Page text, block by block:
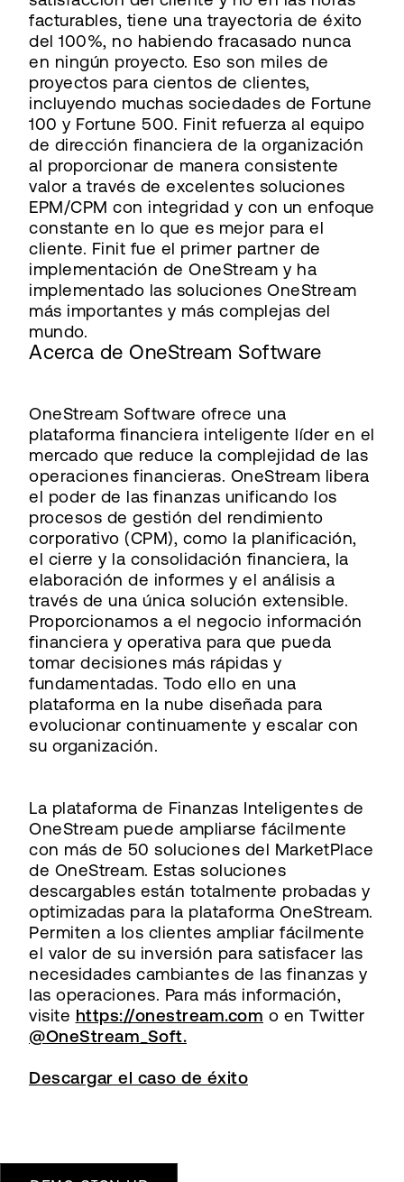
facturables, tiene una trayectoria de éxito
del 100%, no habiendo fracasado nunca
en ningún proyecto. Eso son miles de
proyectos para cientos de clientes,
incluyendo muchas sociedades de Fortune
100 y Fortune 500. Finit refuerza al equipo
de dirección financiera de la organización
al proporcionar de manera consistente
valor a través de excelentes soluciones
EPM/CPM con integridad y con un enfoque
constante en lo que es mejor para el
cliente. Finit fue el primer partner de
implementación de OneStream y ha
implementado las soluciones OneStream
más importantes y más complejas del
mundo.
Acerca de OneStream Software
OneStream Software ofrece una
plataforma financiera inteligente líder en el
mercado que reduce la complejidad de las
operaciones financieras. OneStream libera
el poder de las finanzas unificando los
procesos de gestión del rendimiento
corporativo (CPM), como la planificación,
el cierre y la consolidación financiera, la
elaboración de informes y el análisis a
través de una única solución extensible.
Proporcionamos a el negocio información
financiera y operativa para que pueda
tomar decisiones más rápidas y
fundamentadas. Todo ello en una
plataforma en la nube diseñada para
evolucionar continuamente y escalar con
su organización.
La plataforma de Finanzas Inteligentes de
OneStream puede ampliarse fácilmente
con más de 50 soluciones del MarketPlace
de OneStream. Estas soluciones
descargables están totalmente probadas y
optimizadas para la plataforma OneStream.
Permiten a los clientes ampliar fácilmente
el valor de su inversión para satisfacer las
necesidades cambiantes de las finanzas y
las operaciones. Para más información,
visite https://onestream.com o en Twitter
@OneStream_Soft.
Descargar el caso de éxito